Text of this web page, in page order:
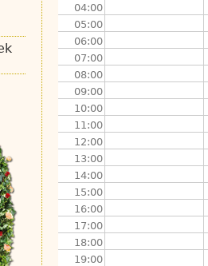
04:00
05:00
06:00
07:00
08:00
09:00
10:00
11:00
12:00
13:00
14:00
15:00
16:00
17:00
18:00
19:00